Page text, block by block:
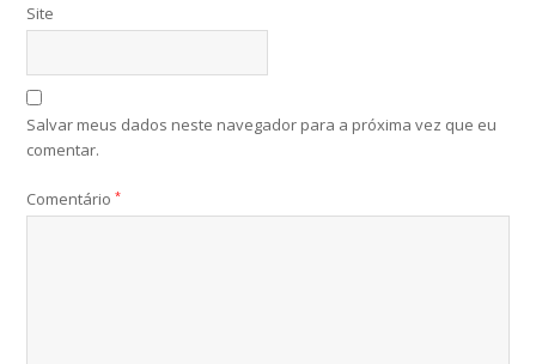
Site
Salvar meus dados neste navegador para a próxima vez que eu
comentar.
Comentário*